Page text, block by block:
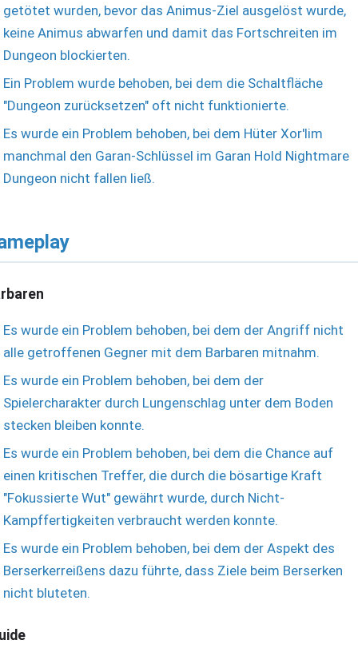
getötet wurden, bevor das Animus-Ziel ausgelöst wurde,
keine Animus abwarfen und damit das Fortschreiten im
Dungeon blockierten.
Ein Problem wurde behoben, bei dem die Schaltfläche
"Dungeon zurücksetzen" oft nicht funktionierte.
Es wurde ein Problem behoben, bei dem Hüter Xor'lim
manchmal den Garan-Schlüssel im Garan Hold Nightmare
Dungeon nicht fallen ließ.
Es wurde ein Problem behoben, bei dem der Angriff nicht
alle getroffenen Gegner mit dem Barbaren mitnahm.
Es wurde ein Problem behoben, bei dem der
Spielercharakter durch Lungenschlag unter dem Boden
stecken bleiben konnte.
Es wurde ein Problem behoben, bei dem die Chance auf
einen kritischen Treffer, die durch die bösartige Kraft
"Fokussierte Wut" gewährt wurde, durch Nicht-
Kampffertigkeiten verbraucht werden konnte.
Es wurde ein Problem behoben, bei dem der Aspekt des
Berserkerreißens dazu führte, dass Ziele beim Berserken
nicht bluteten.